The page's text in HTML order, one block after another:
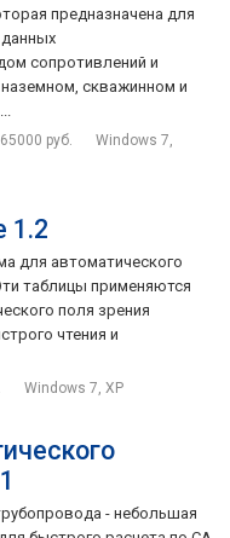
предназначена для
сопротивлений и
скважинном и
руб.
Windows 7,
1.2
для автоматического
таблицы применяются
поля зрения
чтения и
Windows 7, XP
- небольшая